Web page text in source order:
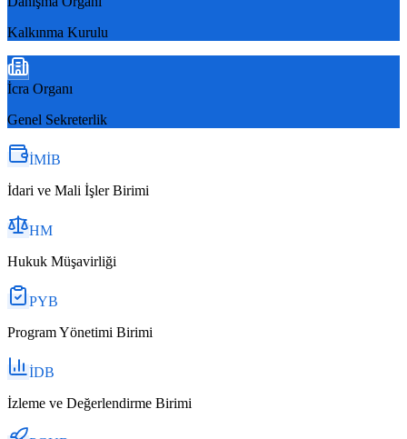
Kalkınma Kurulu
İcra Organı
Genel Sekreterlik
İMİB
İdari ve Mali İşler Birimi
HM
Hukuk Müşavirliği
PYB
Program Yönetimi Birimi
İDB
İzleme ve Değerlendirme Birimi